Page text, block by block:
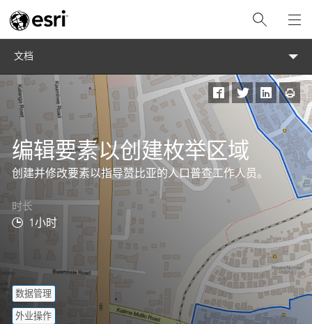
文档
编辑要素以创建枚举区域
创建并修改要素以指导赞比亚的人口普查工作人员。
时长​
1小时
数据管理
外业操作